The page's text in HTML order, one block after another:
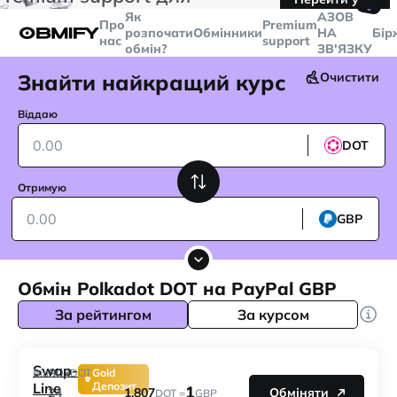
більше
Telegram
Про
нас
Як
розпочати
обмін?
ОбмінникиPremium
support
🤙
AЗОВ
НА
ЗВ'ЯЗКУ
Знайти найкращий курс Очистити
Віддаю
DOT
Отримую
GBP
Обмін Polkadot DOT на PayPal GBP
За рейтингом За курсом
Swap-
Line
Gold
Депозит
Від903DOT
24
1.807DOT =1GBP Обміняти